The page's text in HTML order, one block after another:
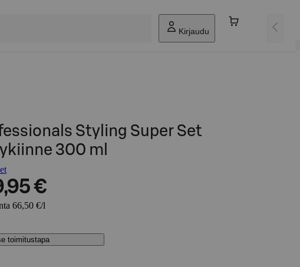
Kirjaudu
Styling Super Set
300 ml
€
66,50 €/l
toimitustapa